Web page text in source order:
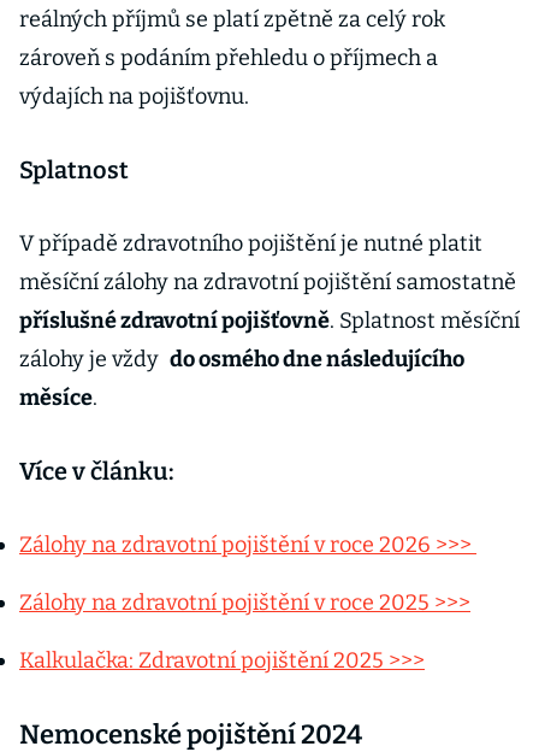
reálných příjmů se platí zpětně za celý rok
zároveň s podáním přehledu o příjmech a
výdajích na pojišťovnu.
Splatnost
V případě zdravotního pojištění je nutné platit
měsíční zálohy na zdravotní pojištění samostatně
příslušné zdravotní pojišťovně. Splatnost měsíční
zálohy je vždy do osmého dne následujícího
měsíce.
Více v článku:
Zálohy na zdravotní pojištění v roce 2026 >>>
Zálohy na zdravotní pojištění v roce 2025 >>>
Kalkulačka: Zdravotní pojištění 2025 >>>
Nemocenské pojištění 2024